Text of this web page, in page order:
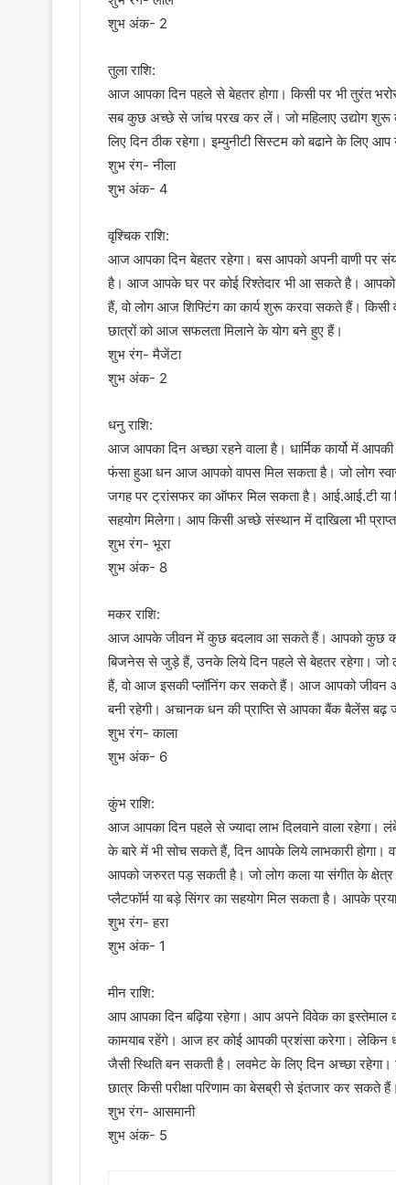
शुभ अंक- 2
तुला राशि:
आज आपका दिन पहले से बेहतर होगा। किसी पर भी तुरंत
सब कुछ अच्छे से जांच परख कर लें। जो महिलाए उद्योग शुरू
लिए दिन ठीक रहेगा। इम्युनीटी सिस्टम को बढाने के लिए
शुभ रंग- नीला
शुभ अंक- 4
वृश्चिक राशि:
आज आपका दिन बेहतर रहेगा। बस आपको अपनी वाणी पर
है। आज आपके घर पर कोई रिश्तेदार भी आ सकते है। आपको
हैं, वो लोग आज शिफ्टिंग का कार्य शुरू करवा सकते हैं। किसी
छात्रों को आज सफलता मिलाने के योग बने हुए हैं।
शुभ रंग- मैजेंटा
शुभ अंक- 2
धनु राशि:
आज आपका दिन अच्छा रहने वाला है। धार्मिक कार्यो में
फंसा हुआ धन आज आपको वापस मिल सकता है। जो लोग
जगह पर ट्रांसफर का ऑफर मिल सकता है। आई.आई.टी या
सहयोग मिलेगा। आप किसी अच्छे संस्थान में दाखिला भी
शुभ रंग- भूरा
शुभ अंक- 8
मकर राशि:
आज आपके जीवन में कुछ बदलाव आ सकते हैं। आपको कुछ काम
बिजनेस से जुड़े हैं, उनके लिये दिन पहले से बेहतर रहेगा। जो
हैं, वो आज इसकी प्लॉनिंग कर सकते हैं। आज आपको जीवन और
बनी रहेगी। अचानक धन की प्राप्ति से आपका बैंक बैलेंस बढ़
शुभ रंग- काला
शुभ अंक- 6
कुंभ राशि:
आज आपका दिन पहले से ज्यादा लाभ दिलवाने वाला रहेगा।
के बारे में भी सोच सकते हैं, दिन आपके लिये लाभकारी
आपको जरुरत पड़ सकती है। जो लोग कला या संगीत के
प्लैटफॉर्म या बड़े सिंगर का सहयोग मिल सकता है। आपके
शुभ रंग- हरा
शुभ अंक- 1
मीन राशि:
आप आपका दिन बढ़िया रहेगा। आप अपने विवेक का
कामयाब रहेंगे। आज हर कोई आपकी प्रशंसा करेगा। लेकिन
जैसी स्थिति बन सकती है। लवमेट के लिए दिन अच्छा
छात्र किसी परीक्षा परिणाम का बेसब्री से इंतजार कर सकते
शुभ रंग- आसमानी
शुभ अंक- 5